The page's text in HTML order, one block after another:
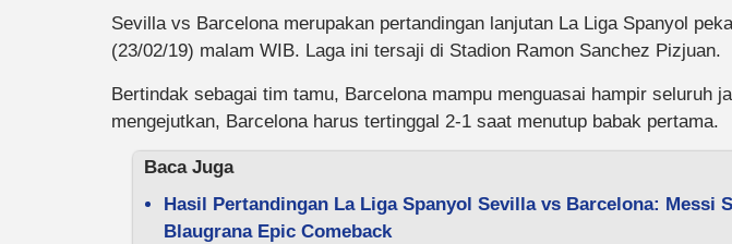
Sevilla vs Barcelona merupakan pertandingan lanjutan La Liga Spanyol
(23/02/19) malam WIB. Laga ini tersaji di Stadion Ramon Sanchez Pizjuan.
Bertindak sebagai tim tamu, Barcelona mampu menguasai hampir seluruh
mengejutkan, Barcelona harus tertinggal 2-1 saat menutup babak pertama.
Baca Juga
Hasil Pertandingan La Liga Spanyol Sevilla vs Barcelona: Messi
Blaugrana Epic Comeback